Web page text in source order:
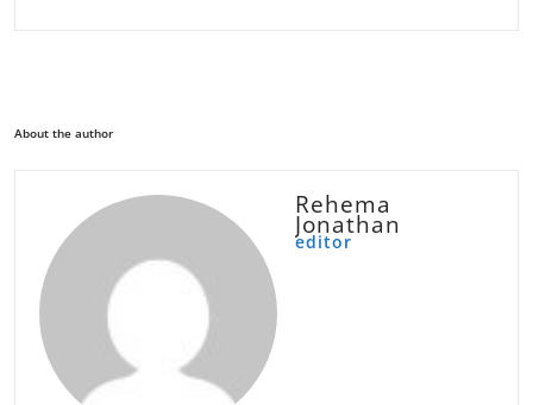
About the author
Rehema
Jonathan
editor